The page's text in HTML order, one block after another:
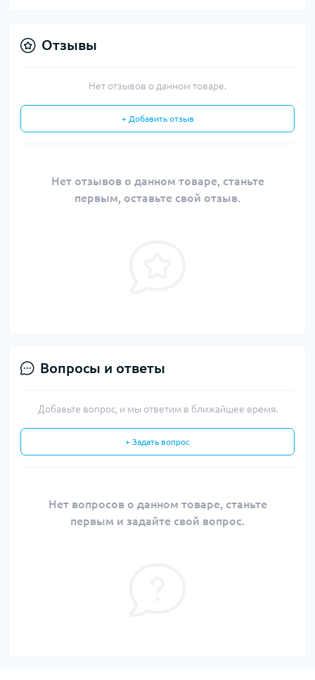
Отзывы
Нет отзывов о данном товаре.
+ Добавить отзыв
Нет отзывов о данном товаре, станьте
первым, оставьте свой отзыв.
Вопросы и ответы
Добавьте вопрос, и мы ответим в ближайшее время.
+ Задать вопрос
Нет вопросов о данном товаре, станьте
первым и задайте свой вопрос.